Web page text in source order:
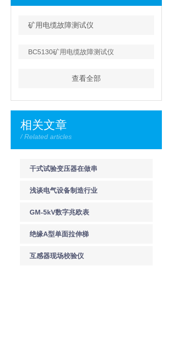
矿用电缆故障测试仪
BC5130矿用电缆故障测试仪
查看全部
相关文章
/ Related articles
干式试验变压器在做串
激试验时注意事项
浅谈电气设备制造行业
GM-5kV数字兆欧表
绝缘A型单面拉伸梯
互感器现场校验仪